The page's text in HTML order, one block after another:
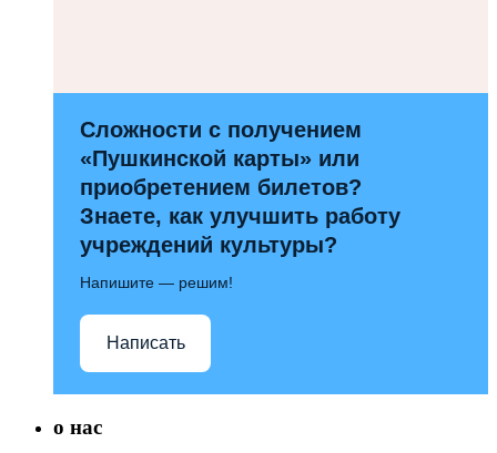
Сложности с получением
«Пушкинской карты» или
приобретением билетов?
Знаете, как улучшить работу
учреждений культуры?
Напишите — решим!
Написать
о нас